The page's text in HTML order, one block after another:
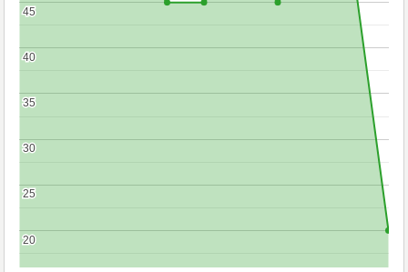
20
20
25
25
30
30
35
35
40
40
45
45